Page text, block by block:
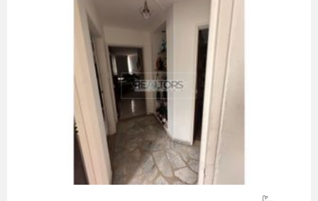
VIEW DETAILS